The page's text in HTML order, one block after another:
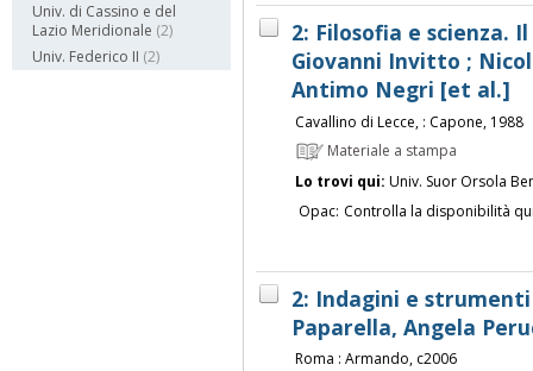
Univ. di Cassino e del
Lazio Meridionale (2)
Univ. Federico II (2)
2: Filosofia e scienza.
Giovanni Invitto ;
Antimo Negri [et al.]
Cavallino di Lecce, : Capone, 1988
Materiale a stampa
Lo trovi qui: Univ. Suor Orsola
Opac: Controlla la disponibilità
2: Indagini e
Paparella, Angela
Roma : Armando, c2006